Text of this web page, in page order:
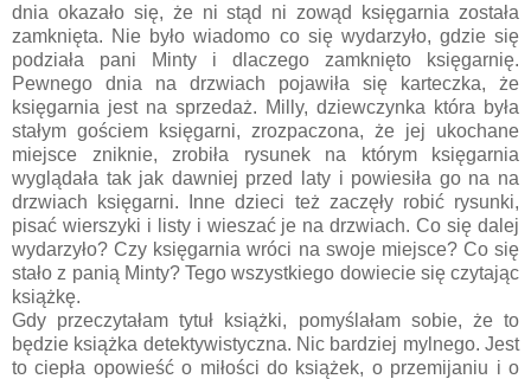
dnia okazało się, że ni stąd ni zowąd księgarnia została
zamknięta. Nie było wiadomo co się wydarzyło, gdzie się
podziała pani Minty i dlaczego zamknięto księgarnię.
Pewnego dnia na drzwiach pojawiła się karteczka, że
księgarnia jest na sprzedaż. Milly, dziewczynka która była
stałym gościem księgarni, zrozpaczona, że jej ukochane
miejsce zniknie, zrobiła rysunek na którym księgarnia
wyglądała tak jak dawniej przed laty i powiesiła go na na
drzwiach księgarni. Inne dzieci też zaczęły robić rysunki,
pisać wierszyki i listy i wieszać je na drzwiach. Co się dalej
wydarzyło? Czy księgarnia wróci na swoje miejsce? Co się
stało z panią Minty? Tego wszystkiego dowiecie się czytając
książkę.
Gdy przeczytałam tytuł książki, pomyślałam sobie, że to
będzie książka detektywistyczna. Nic bardziej mylnego. Jest
to ciepła opowieść o miłości do książek, o przemijaniu i o